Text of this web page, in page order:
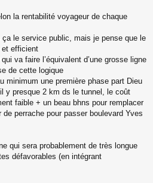
la rentabilité voyageur de chaque
le service public, mais je pense que le
efficient
va faire l’équivalent d’une grosse ligne
de cette logique
minimum une première phase part Dieu
y presque 2 km ds le tunnel, le coût
faible + un beau bhns pour remplacer
perrache pour passer boulevard Yves
qui sera probablement de très longue
défavorables (en intégrant